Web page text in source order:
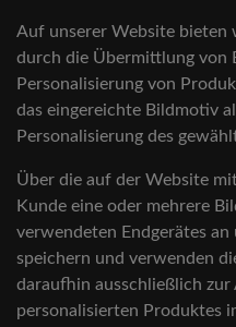
Auf unserer Website bieten
durch die Übermittlung von
Personalisierung von
das eingereichte Bildmotiv
Personalisierung des
Über die auf der Website
Kunde eine oder mehrere
verwendeten Endgerätes
speichern und verwenden
daraufhin ausschließlich zur
personalisierten Produktes